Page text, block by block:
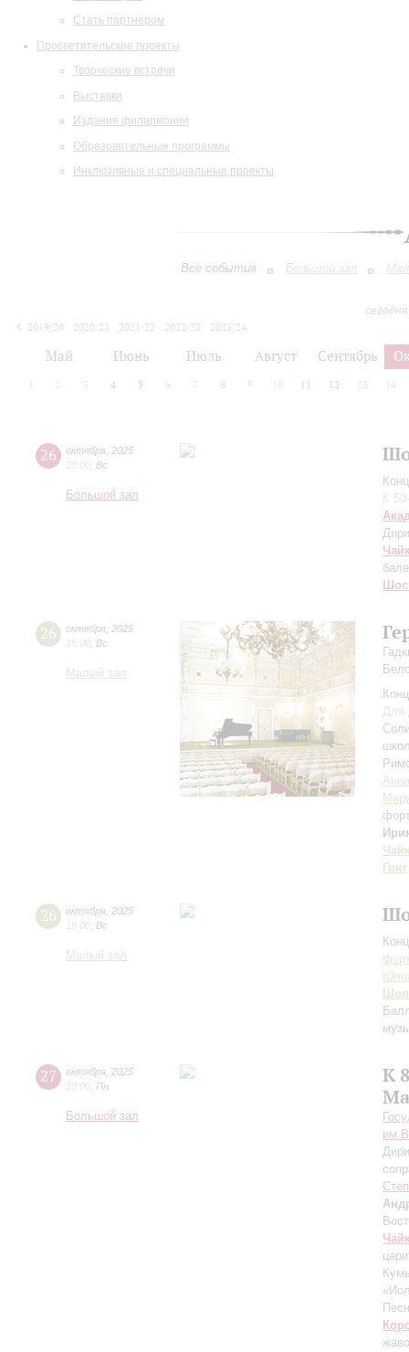
Стать партнером
Просветительские проекты
Творческие встречи
Выставки
Издания филармонии
Образовательные программы
Инклюзивные и специальные проекты
Все события Большой зал
2019/20
2020/21 2021/22 2022/23
2023/24
Май Июнь Июль Август Сентябрь
2 3 4 5 6 7 8 9 10 11 12 13 14
26 октября 2025
20:00 Вс
Большой зал
К
26 октября 2025
15:00 Вс
Малый зал
Для
Григ
26 октября 2025
19:00 Вс
Малый зал
27 октября 2025
20:00 Пн
Большой зал
К